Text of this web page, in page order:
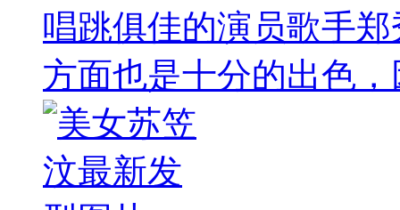
唱跳俱佳的演员歌手
方面也是十分的出色